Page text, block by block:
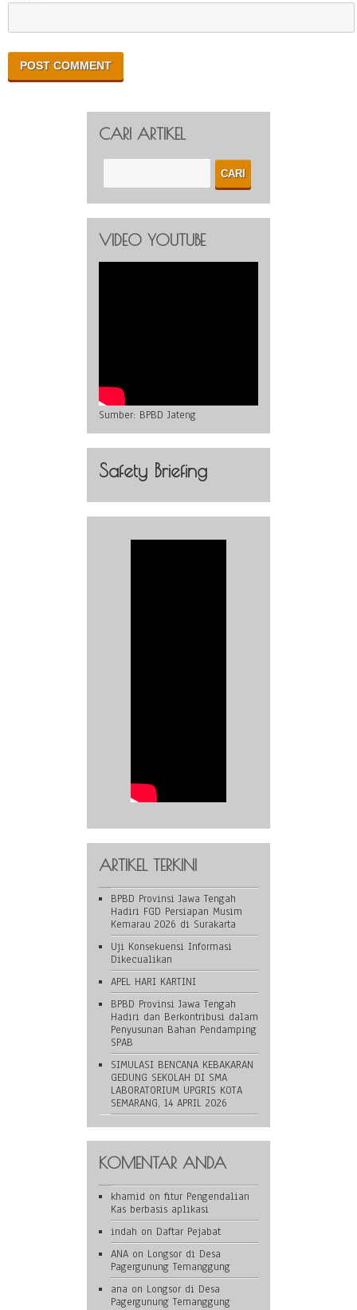
CARI ARTIKEL
VIDEO YOUTUBE
Sumber: BPBD Jateng
Safety Briefing
ARTIKEL TERKINI
BPBD Provinsi Jawa Tengah
Hadiri FGD Persiapan Musim
Kemarau 2026 di Surakarta
Uji Konsekuensi Informasi
Dikecualikan
APEL HARI KARTINI
BPBD Provinsi Jawa Tengah
Hadiri dan Berkontribusi dalam
Penyusunan Bahan Pendamping
SPAB
SIMULASI BENCANA KEBAKARAN
GEDUNG SEKOLAH DI SMA
LABORATORIUM UPGRIS KOTA
SEMARANG, 14 APRIL 2026
KOMENTAR ANDA
khamid on fitur Pengendalian
Kas berbasis aplikasi
indah on Daftar Pejabat
ANA on Longsor di Desa
Pagergunung Temanggung
ana on Longsor di Desa
Pagergunung Temanggung